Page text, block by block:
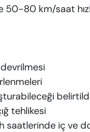
50-80 km/saat
tehlikesi
saatlerinde iç ve